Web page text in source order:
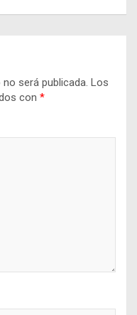
será publicada. Los
con *